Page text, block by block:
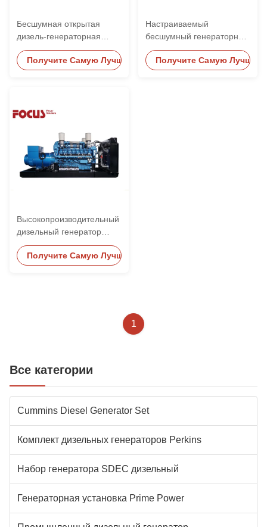
Бесшумная открытая
дизель-генераторная
установка Weichai с
водяным охлаждением 20
Получите Самую Лучшую Цену
Настраиваемый
бесшумный генераторный
агрегат Weichai Silent
Power 80 кВА 100 кВА 200
Получите Самую Лучшую
Высокопроизводительный
дизельный генератор
Weichai 1500 кВА 1200 кВт
400 В для решения
Получите Самую Лучшую Цену
1
Все категории
Cummins Diesel Generator Set
Комплект дизельных генераторов Perkins
Набор генератора SDEC дизельный
Генераторная установка Prime Power